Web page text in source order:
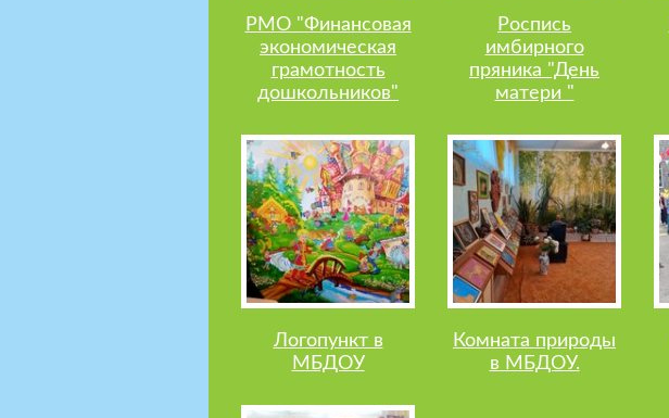
РМО "Финансовая
экономическая
грамотность
дошкольников"
Роспись
имбирного
пряника "День
матери "
Логопункт в
МБДОУ
Комната природы
в МБДОУ.